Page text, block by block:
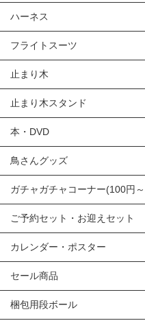
ハーネス
フライトスーツ
止まり木
止まり木スタンド
本・DVD
鳥さんグッズ
ガチャガチャコーナー(100円
ご予約セット・お迎えセット
カレンダー・ポスター
セール商品
梱包用段ボール